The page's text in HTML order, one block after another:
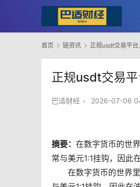
首页 链资讯 正规usdt交易平台
正规usdt交易
巴适财经 • 2026-07-06
摘要： 在数字货币的世
常与美元1:1挂钩，因此
在数字货币的世界